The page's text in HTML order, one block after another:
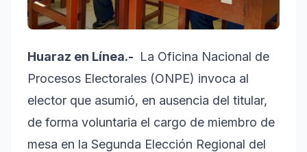
Huaraz en Línea.- La Oficina Nacional de
Procesos Electorales (ONPE) invoca al
elector que asumió, en ausencia del titular,
de forma voluntaria el cargo de miembro de
mesa en la Segunda Elección Regional del